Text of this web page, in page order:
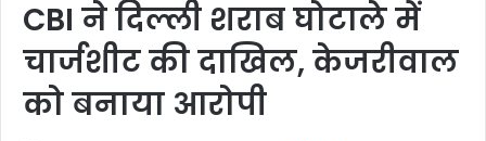
CBI ने दिल्ली शराब घोटाले में
चार्जशीट की दाखिल, केजरीवाल
को बनाया आरोपी